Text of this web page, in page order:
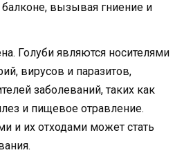
вызывая гниение и
Голуби являются носителями
вирусов и паразитов,
заболеваний, таких как
и пищевое отравление.
и их отходами может стать